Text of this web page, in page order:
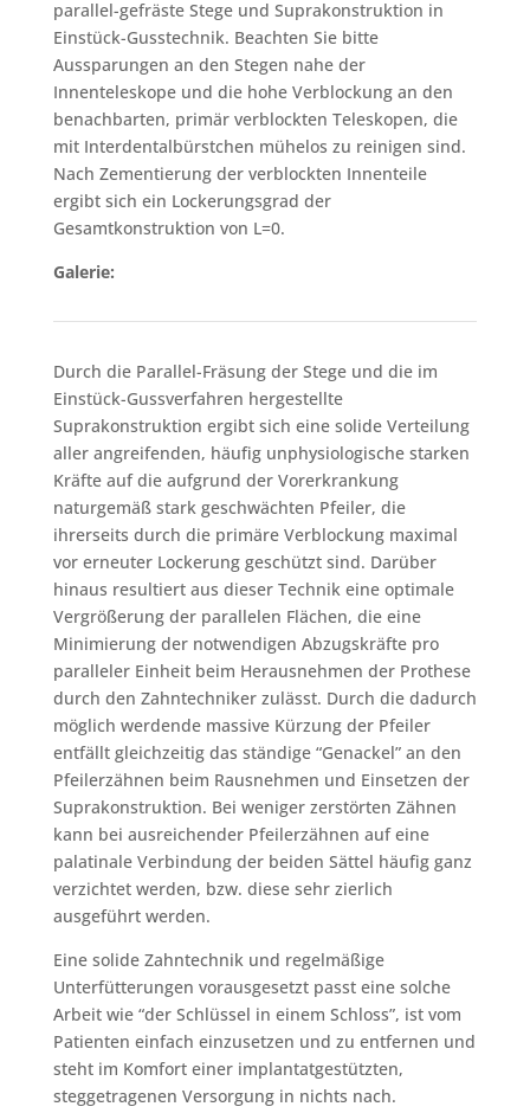
parallel-gefräste Stege und Suprakonstruktion in
Einstück-Gusstechnik. Beachten Sie bitte
Aussparungen an den Stegen nahe der
Innenteleskope und die hohe Verblockung an den
benachbarten, primär verblockten Teleskopen, die
mit Interdentalbürstchen mühelos zu reinigen sind.
Nach Zementierung der verblockten Innenteile
ergibt sich ein Lockerungsgrad der
Gesamtkonstruktion von L=0.
Galerie:
Durch die Parallel-Fräsung der Stege und die im
Einstück-Gussverfahren hergestellte
Suprakonstruktion ergibt sich eine solide Verteilung
aller angreifenden, häufig unphysiologische starken
Kräfte auf die aufgrund der Vorerkrankung
naturgemäß stark geschwächten Pfeiler, die
ihrerseits durch die primäre Verblockung maximal
vor erneuter Lockerung geschützt sind. Darüber
hinaus resultiert aus dieser Technik eine optimale
Vergrößerung der parallelen Flächen, die eine
Minimierung der notwendigen Abzugskräfte pro
paralleler Einheit beim Herausnehmen der Prothese
durch den Zahntechniker zulässt. Durch die dadurch
möglich werdende massive Kürzung der Pfeiler
entfällt gleichzeitig das ständige “Genackel” an den
Pfeilerzähnen beim Rausnehmen und Einsetzen der
Suprakonstruktion. Bei weniger zerstörten Zähnen
kann bei ausreichender Pfeilerzähnen auf eine
palatinale Verbindung der beiden Sättel häufig ganz
verzichtet werden, bzw. diese sehr zierlich
ausgeführt werden.
Eine solide Zahntechnik und regelmäßige
Unterfütterungen vorausgesetzt passt eine solche
Arbeit wie “der Schlüssel in einem Schloss”, ist vom
Patienten einfach einzusetzen und zu entfernen und
steht im Komfort einer implantatgestützten,
steggetragenen Versorgung in nichts nach.